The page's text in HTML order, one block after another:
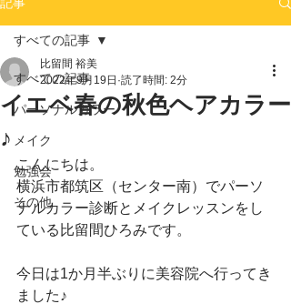
すべての記事
パーソナルカラー
メイク
勉強会
その他
すべての記事
イエベ春の秋色ヘアカラー
♪
比留間 裕美
2022年9月19日 読了時間: 2分
こんにちは。
横浜市都筑区（センター南）でパーソ
ナルカラー診断とメイクレッスンをし
ている比留間ひろみです。
今日は1か月半ぶりに美容院へ行ってき
ました♪